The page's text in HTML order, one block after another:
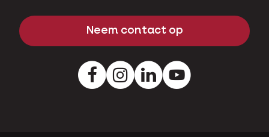
Neem contact op
FacebookInstagramLinkedInYoutube